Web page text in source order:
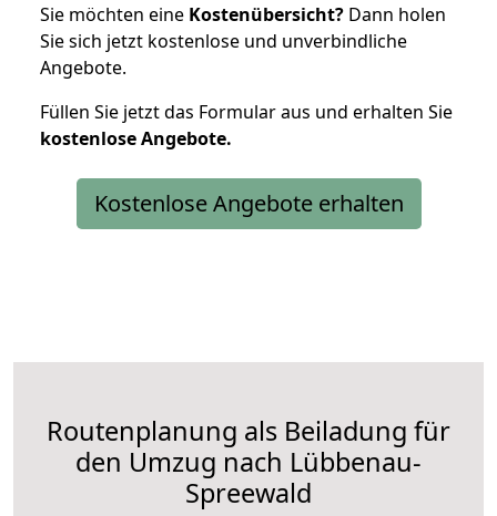
Sie möchten eine Kostenübersicht? Dann holen
Sie sich jetzt kostenlose und unverbindliche
Angebote.
Füllen Sie jetzt das Formular aus und erhalten Sie
kostenloseAngebote.
Kostenlose Angebote erhalten
Routenplanung als Beiladung für
den Umzug nach Lübbenau-
Spreewald